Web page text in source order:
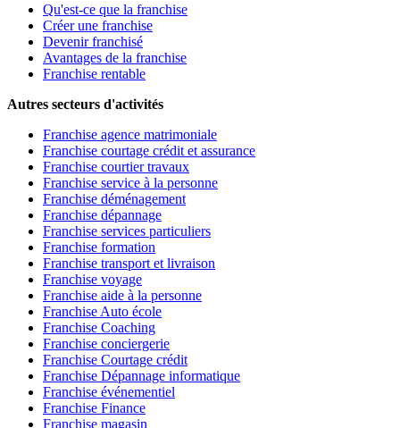
Qu'est-ce que la franchise
Créer une franchise
Devenir franchisé
Avantages de la franchise
Franchise rentable
Autres secteurs d'activités
Franchise agence matrimoniale
Franchise courtage crédit et assurance
Franchise courtier travaux
Franchise service à la personne
Franchise déménagement
Franchise dépannage
Franchise services particuliers
Franchise formation
Franchise transport et livraison
Franchise voyage
Franchise aide à la personne
Franchise Auto école
Franchise Coaching
Franchise conciergerie
Franchise Courtage crédit
Franchise Dépannage informatique
Franchise événementiel
Franchise Finance
Franchise magasin